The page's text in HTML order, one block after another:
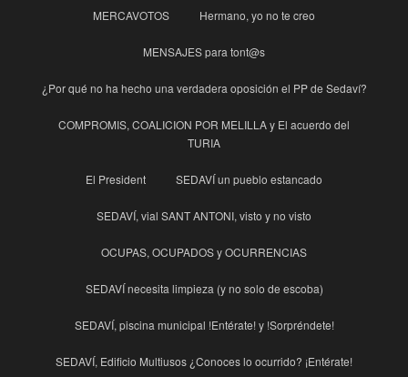
MERCAVOTOS Hermano, yo no te creo
MENSAJES para tont@s
¿Por qué no ha hecho una verdadera oposición el PP de Sedaví?
COMPROMIS, COALICION POR MELILLA y El acuerdo del
TURIA
El President SEDAVÍ un pueblo estancado
SEDAVÍ, vial SANT ANTONI, visto y no visto
OCUPAS, OCUPADOS y OCURRENCIAS
SEDAVÍ necesita limpieza (y no solo de escoba)
SEDAVÍ, piscina municipal !Entérate! y !Sorpréndete!
SEDAVÍ, Edificio Multiusos ¿Conoces lo ocurrido? ¡Entérate!